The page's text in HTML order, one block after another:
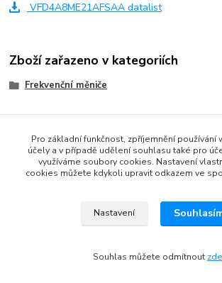
VFD4A8ME21AFSAA datalist
Zboží zařazeno v kategoriích
Frekvenční měniče
www.czech-meanwell.cz
www.spinanyzdroj.cz
Pro základní funkčnost, zpříjemnění používání
účely a v případě udělení souhlasu také pro
využíváme soubory cookies. Nastavení
cookies můžete kdykoli upravit odkazem ve
Nastavení
Souhlas můžete odmítnout zde